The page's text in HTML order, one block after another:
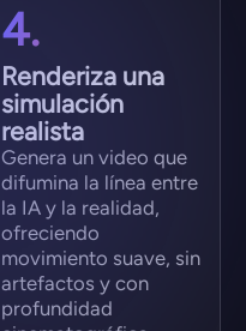
4.
Renderiza una
simulación
realista
Genera un video que
difumina la línea entre
la IA y la realidad,
ofreciendo
movimiento suave, sin
artefactos y con
profundidad